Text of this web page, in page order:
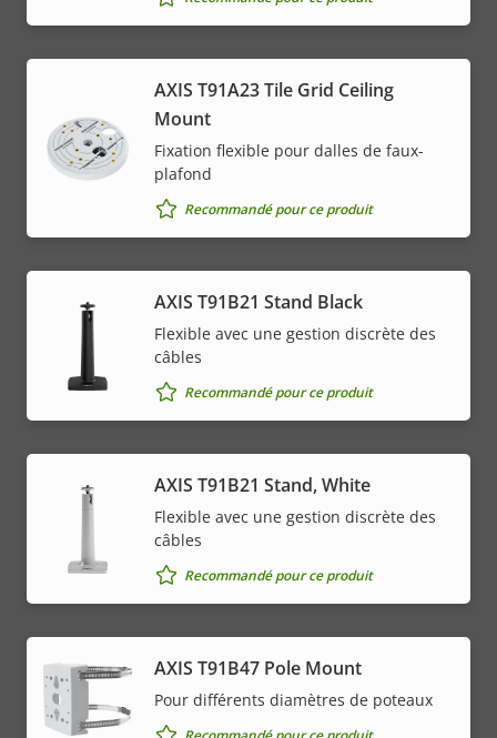
AXIS T91A23 Tile Grid Ceiling
Mount
Fixation flexible pour dalles de faux-
plafond
Recommandé pour ce produit
AXIS T91B21 Stand Black
Flexible avec une gestion discrète des
câbles
Recommandé pour ce produit
AXIS T91B21 Stand, White
Flexible avec une gestion discrète des
câbles
Recommandé pour ce produit
AXIS T91B47 Pole Mount
Pour différents diamètres de poteaux